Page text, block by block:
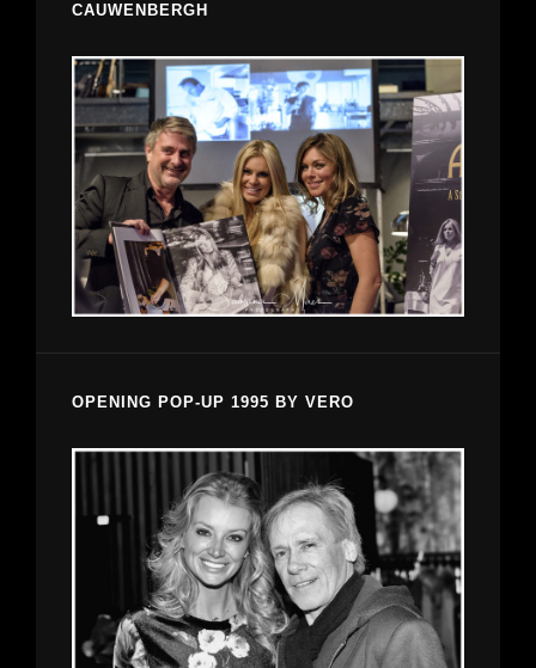
CAUWENBERGH
OPENING POP-UP 1995 BY VERO